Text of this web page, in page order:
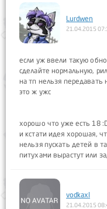
Lurdwen
21.04.2015
если уж ввели такую
сделайте нормальную,
на тп нельзя передавать
это ж ужс
хорошо что уже есть 18
и кстати идея хорошая,
нельзя пускать детей в
питухами вырастут или
vodkaxl
21.04.2015